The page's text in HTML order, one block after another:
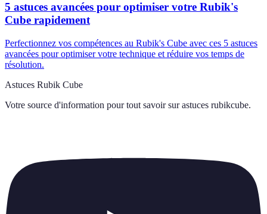
5 astuces avancées pour optimiser votre Rubik's
Cube rapidement
Perfectionnez vos compétences au Rubik's Cube avec ces 5 astuces
avancées pour optimiser votre technique et réduire vos temps de
résolution.
Astuces Rubik Cube
Votre source d'information pour tout savoir sur astuces rubikcube.